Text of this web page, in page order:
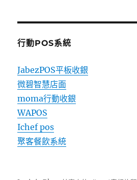
行動POS系統
JabezPOS平板收銀
微碧智慧店面
moma行動收銀
WAPOS
Ichef pos
聚客餐飲系統